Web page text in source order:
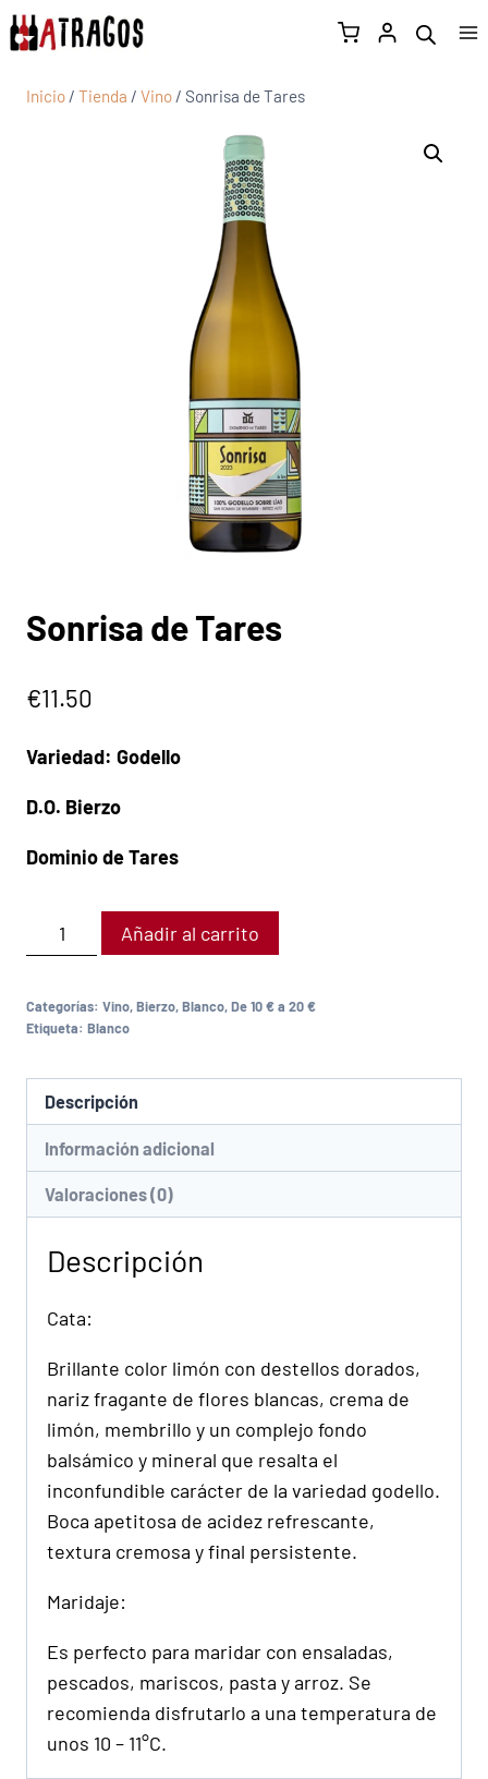
Inicio / Tienda / Vino / Sonrisa de Tares
Sonrisa de Tares
€11.50
Variedad: Godello
D.O. Bierzo
Dominio de Tares
Añadir al carrito
Categorías: Vino,Bierzo,Blanco,De 10 € a 20 €
Etiqueta: Blanco
Descripción
Información adicional
Valoraciones (0)
Descripción
Cata:
Brillante color limón con destellos dorados,
nariz fragante de flores blancas, crema de
limón, membrillo y un complejo fondo
balsámico y mineral que resalta el
inconfundible carácter de la variedad godello.
Boca apetitosa de acidez refrescante,
textura cremosa y final persistente.
Maridaje:
Es perfecto para maridar con ensaladas,
pescados, mariscos, pasta y arroz. Se
recomienda disfrutarlo a una temperatura de
unos 10 – 11°C.